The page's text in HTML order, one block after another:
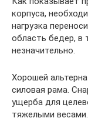
корпуса,
нагрузка
область бедер, в
незначительно.
Хорошей
силовая рама.
ущерба для
тяжелыми весами.